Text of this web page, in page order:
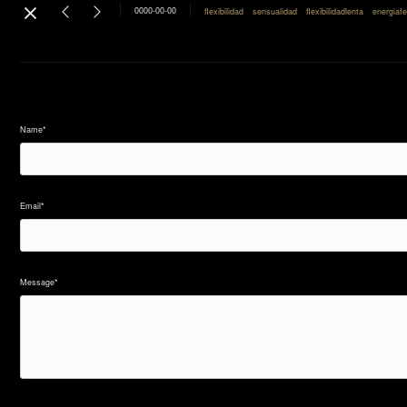
0000-00-00 flexibilidad sensualidad flexibilidadlenta
Name*
Email*
Message*